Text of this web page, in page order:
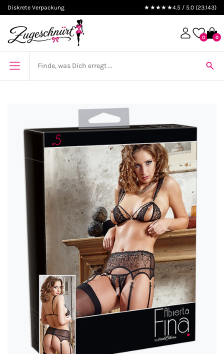
Diskrete Verpackung ★★★★★4.5 / 5.0 (23.143)
0 0